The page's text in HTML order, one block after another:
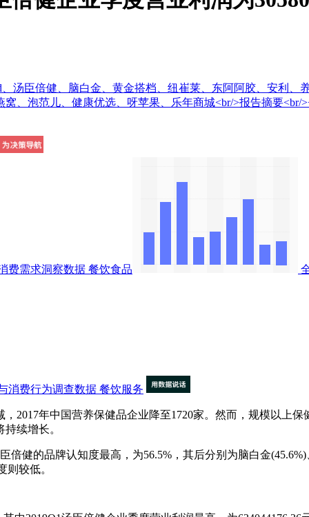
、汤臣倍健、脑白金、黄金搭档、纽崔莱、东阿阿胶、安利
、泡范儿、健康优选、呀苹果、乐年商城<br/>报告摘要
费需求洞察数据 餐饮食品
消费行为调查数据 餐饮服务
年中国营养保健品企业降至1720家。然而，规模以上保
续增长。
健的品牌认知度最高，为56.5%，其后分别为脑白金(45.6%)
则较低。